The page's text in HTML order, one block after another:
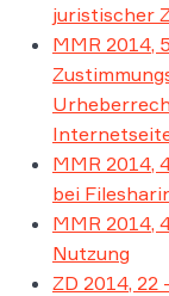
juristischer
MMR 2014,
MMR 2014,
bei
MMR 2014,
Nutzung
ZD 2014, 22